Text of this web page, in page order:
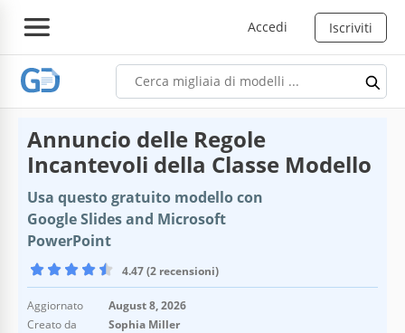
Accedi Iscriviti
Annuncio delle Regole
Incantevoli della Classe Modello
Usa questo gratuito modello con
Google Slides and Microsoft
PowerPoint
4.47 (2 recensioni)
Aggiornato
August 8, 2026
Creato da
Sophia Miller